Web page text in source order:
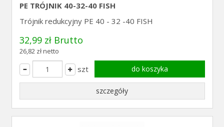
PE TRÓJNIK 40-32-40 FISH
Trójnik redukcyjny PE 40 - 32 -40 FISH
32,99 zł Brutto
26,82 zł netto
szt do koszyka
szczegóły